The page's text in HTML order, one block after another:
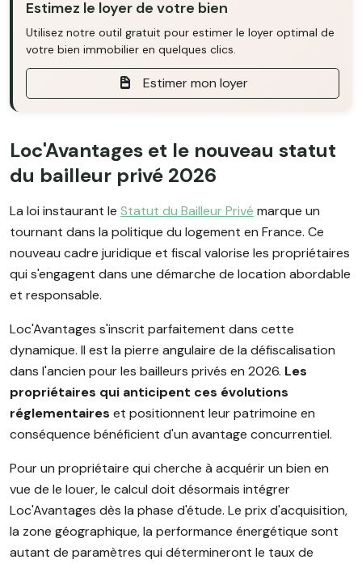
Estimez le loyer de votre bien
Utilisez notre outil gratuit pour estimer le loyer optimal de
votre bien immobilier en quelques clics.
Estimer mon loyer
Loc'Avantages et le nouveau statut
du bailleur privé 2026
La loi instaurant le Statut du Bailleur Privé marque un
tournant dans la politique du logement en France. Ce
nouveau cadre juridique et fiscal valorise les propriétaires
qui s'engagent dans une démarche de location abordable
et responsable.
Loc'Avantages s'inscrit parfaitement dans cette
dynamique. Il est la pierre angulaire de la défiscalisation
dans l'ancien pour les bailleurs privés en 2026. Les
propriétaires qui anticipent ces évolutions
réglementaires et positionnent leur patrimoine en
conséquence bénéficient d'un avantage concurrentiel.
Pour un propriétaire qui cherche à acquérir un bien en
vue de le louer, le calcul doit désormais intégrer
Loc'Avantages dès la phase d'étude. Le prix d'acquisition,
la zone géographique, la performance énergétique sont
autant de paramètres qui détermineront le taux de